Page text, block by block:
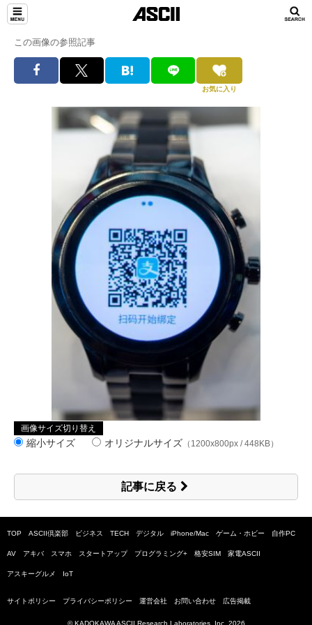
この画像の参照記事
お気に入り
画像サイズ切り替え
縮小サイズ オリジナルサイズ （1200x800px / 448KB）
記事に戻る
TOP ASCII倶楽部 ビジネス TECH デジタル iPhone/Mac ゲーム・ホビー 自作PC
AV アキバ スマホ スタートアップ プログラミング+ 格安SIM 家電ASCII
アスキーグルメ IoT
サイトポリシー プライバシーポリシー 運営会社 お問い合わせ 広告掲載
© KADOKAWA ASCII Research Laboratories, Inc. 2026